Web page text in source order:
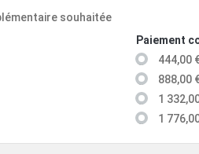
souhaitée
Paiement
444,00
888,00
1
1